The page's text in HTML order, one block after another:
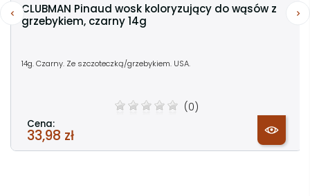
CLUBMAN Pinaud wosk koloryzujący do wąsów z
grzebykiem, czarny 14g
14g. Czarny. Ze szczoteczką/grzebykiem. USA.
(0)
Cena:
33,98 zł